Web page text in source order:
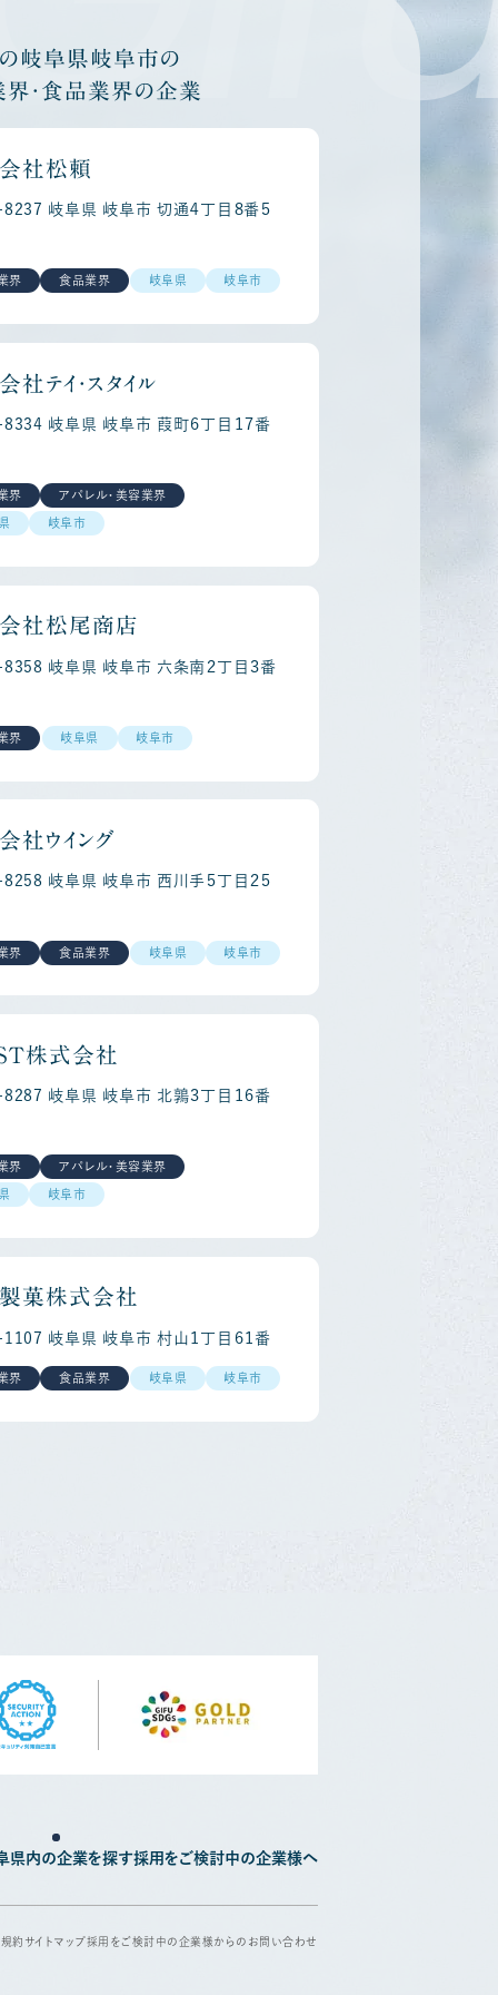
岐阜県岐阜市の
・食品業界の企業
社松頼
岐阜県 岐阜市 切通４丁目８番５
界 食品業界 岐阜県 岐阜市
社テイ・スタイル
岐阜県 岐阜市 葭町６丁目１７番
界 アパレル・美容業界
岐阜市
社松尾商店
岐阜県 岐阜市 六条南２丁目３番
界 岐阜県 岐阜市
社ウイング
岐阜県 岐阜市 西川手５丁目２５
界 食品業界 岐阜県 岐阜市
ＳＴ株式会社
岐阜県 岐阜市 北鶉３丁目１６番
界 アパレル・美容業界
岐阜市
菓株式会社
岐阜県 岐阜市 村山１丁目６１番
界 食品業界 岐阜県 岐阜市
県内の企業を探す採用をご検討中の企業様へ
約 サイトマップ採用をご検討中の企業様からのお問い合わせ